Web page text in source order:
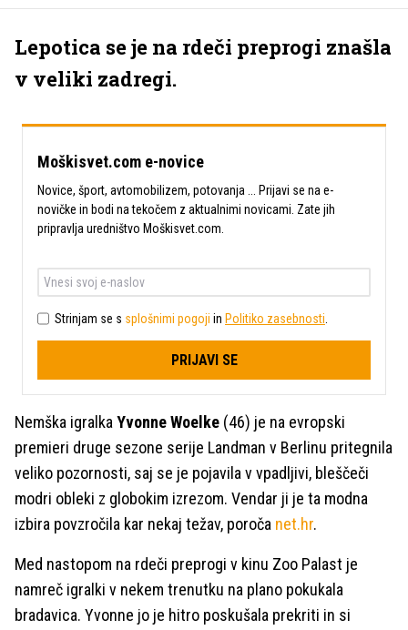
Lepotica se je na rdeči preprogi znašla
v veliki zadregi.
Moškisvet.com e-novice
Novice, šport, avtomobilizem, potovanja ... Prijavi se na e-
novičke in bodi na tekočem z aktualnimi novicami. Zate jih
pripravlja uredništvo Moškisvet.com.
Strinjam se s splošnimi pogoji in Politiko zasebnosti
PRIJAVI SE
Nemška igralka Yvonne Woelke (46) je na evropski
premieri druge sezone serije Landman v Berlinu pritegnila
veliko pozornosti, saj se je pojavila v vpadljivi, bleščeči
modri obleki z globokim izrezom. Vendar ji je ta modna
izbira povzročila kar nekaj težav, poroča net.hr.
Med nastopom na rdeči preprogi v kinu Zoo Palast je
namreč igralki v nekem trenutku na plano pokukala
bradavica. Yvonne jo je hitro poskušala prekriti in si